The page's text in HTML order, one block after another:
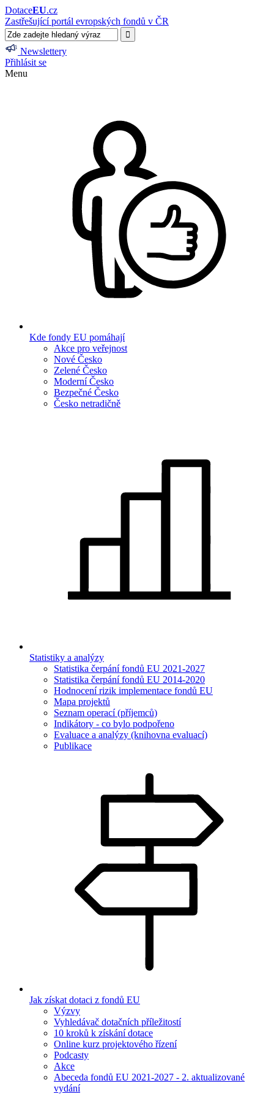
DotaceEU.cz
Zastřešující portál evropských fondů v ČR
Newslettery
Přihlásit se
Menu
Kde fondy EU pomáhají
Akce pro veřejnost
Nové Česko
Zelené Česko
Moderní Česko
Bezpečné Česko
Česko netradičně
Statistiky a analýzy
Statistika čerpání fondů EU 2021-2027
Statistika čerpání fondů EU 2014-2020
Hodnocení rizik implementace fondů EU
Mapa projektů
Seznam operací (příjemců)
Indikátory - co bylo podpořeno
Evaluace a analýzy (knihovna evaluací)
Publikace
Jak získat dotaci z fondů EU
Výzvy
Vyhledávač dotačních příležitostí
10 kroků k získání dotace
Online kurz projektového řízení
Podcasty
Akce
Abeceda fondů EU 2021-2027 - 2. aktualizované
vydání